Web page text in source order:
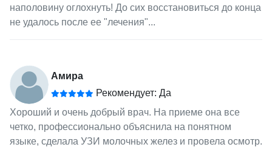
наполовину оглохнуть! До сих восстановиться до конца
не удалось после ее "лечения"...
Амира
Рекомендует: Да
Хороший и очень добрый врач. На приеме она все
четко, профессионально объяснила на понятном
языке, сделала УЗИ молочных желез и провела осмотр.